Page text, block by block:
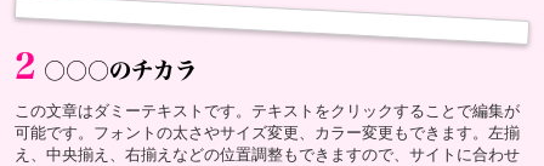
2 ○○○のチカラ
この文章はダミーテキストです。テキストをクリックすることで編集が
可能です。フォントの太さやサイズ変更、カラー変更もできます。左揃
え、中央揃え、右揃えなどの位置調整もできますので、サイトに合わせ